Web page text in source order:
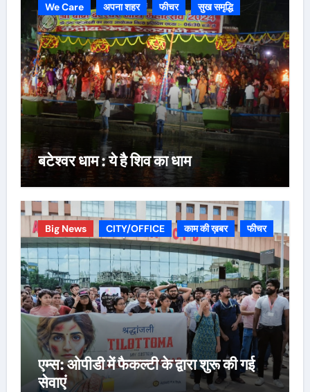
We Care अपना शहर फीचर सुख समृद्धि
बटेश्वर धाम : ये है शिव का धाम
Big News CITY/OFFICE काम की ख़बर फीचर
एम्स: ओपीडी में फैकल्टी के द्वारा शुरू की गई
सेवाएं